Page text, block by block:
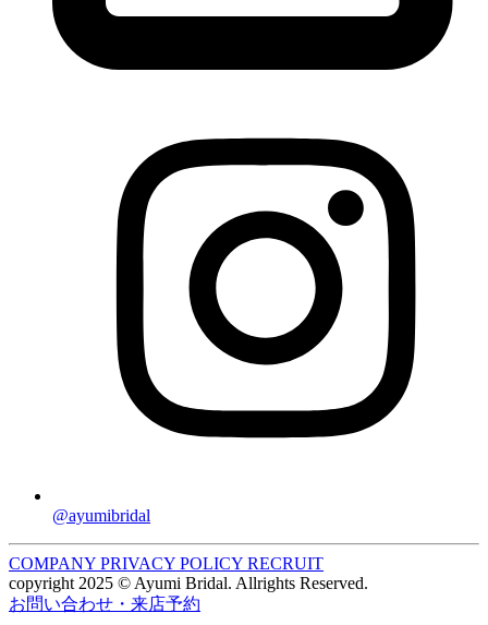
@ayumibridal
COMPANY PRIVACY POLICY RECRUIT
copyright 2025 © Ayumi Bridal. Allrights Reserved.
お問い合わせ・来店予約